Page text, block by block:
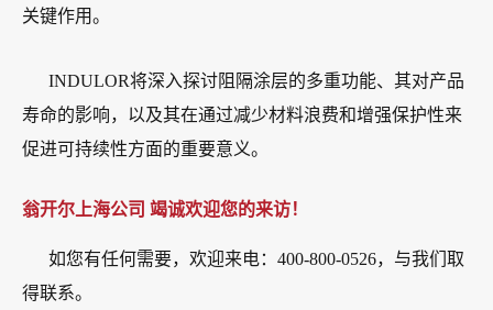
关键作用。
INDULOR将深入探讨阻隔涂层的多重功能、其对产品
寿命的影响，以及其在通过减少材料浪费和增强保护性来
促进可持续性方面的重要意义。
翁开尔上海公司 竭诚欢迎您的来访！
如您有任何需要，欢迎来电：400-800-0526，与我们取
得联系。